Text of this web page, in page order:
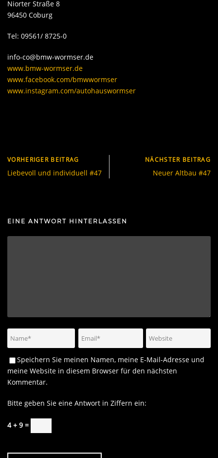
Niorter Straße 8
96450 Coburg
Tel: 09561/ 8725-0
info-co@bmw-wormser.de
www.bmw-wormser.de
www.facebook.com/bmwwormser
www.instagram.com/autohauswormser
VORHERIGER BEITRAG
Liebevoll und individuell #47
NÄCHSTER BEITRAG
Neuer Altbau #47
EINE ANTWORT HINTERLASSEN
Speichern Sie meinen Namen, meine E-Mail-Adresse und
meine Website in diesem Browser für den nächsten
Kommentar.
Bitte geben Sie eine Antwort in Ziffern ein:
4 + 9 =